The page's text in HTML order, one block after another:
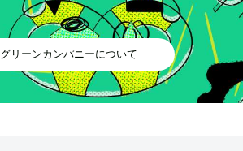
グリーンカンパニーについて